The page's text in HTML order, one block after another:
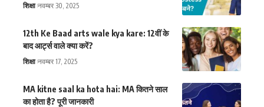
शिक्षा नवम्बर 30, 2025
12th Ke Baad arts wale kya kare: 12वीं के
बाद आर्ट्स वाले क्या करें?
शिक्षा नवम्बर 17, 2025
MA kitne saal ka hota hai: MA कितने साल
का होता है? पूरी जानकारी